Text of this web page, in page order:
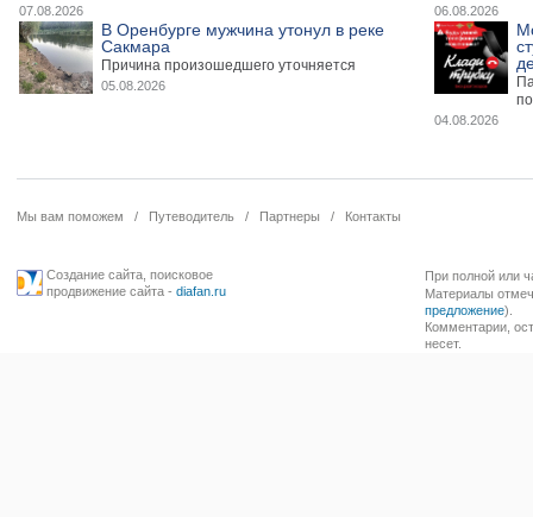
07.08.2026 06.08.2026
В Оренбурге мужчина утонул в реке
Сакмара
Причина произошедшего уточняется
05.08.2026
04.08.2026
Мы вам поможем / Путеводитель / Партнеры / Контакты
Создание сайта, поисковое
продвижение сайта- diafan.ru
При полной или
Материалы
предложение).
Комментарии,
несет.